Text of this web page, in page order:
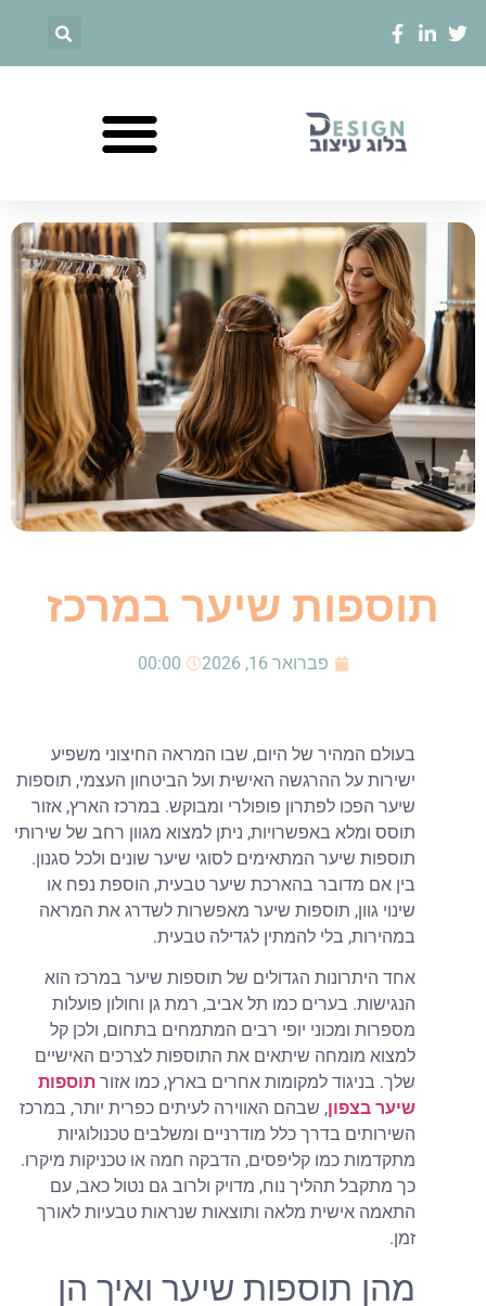
תוספות שיער במרכז
פברואר 16, 2026 00:00
בעולם המהיר של היום, שבו המראה החיצוני משפיע
ישירות על ההרגשה האישית ועל הביטחון העצמי, תוספות
שיער הפכו לפתרון פופולרי ומבוקש. במרכז הארץ, אזור
תוסס ומלא באפשרויות, ניתן למצוא מגוון רחב של שירותי
תוספות שיער המתאימים לסוגי שיער שונים ולכל סגנון.
בין אם מדובר בהארכת שיער טבעית, הוספת נפח או
שינוי גוון, תוספות שיער מאפשרות לשדרג את המראה
במהירות, בלי להמתין לגדילה טבעית.
אחד היתרונות הגדולים של תוספות שיער במרכז הוא
הנגישות. בערים כמו תל אביב, רמת גן וחולון פועלות
מספרות ומכוני יופי רבים המתמחים בתחום, ולכן קל
למצוא מומחה שיתאים את התוספות לצרכים האישיים
שלך. בניגוד למקומות אחרים בארץ, כמו אזור תוספות
שיער בצפון, שבהם האווירה לעיתים כפרית יותר, במרכז
השירותים בדרך כלל מודרניים ומשלבים טכנולוגיות
מתקדמות כמו קליפסים, הדבקה חמה או טכניקות מיקרו.
כך מתקבל תהליך נוח, מדויק ולרוב גם נטול כאב, עם
התאמה אישית מלאה ותוצאות שנראות טבעיות לאורך
זמן.
מהן תוספות שיער ואיך הן